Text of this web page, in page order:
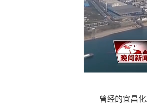
曾经的宜昌